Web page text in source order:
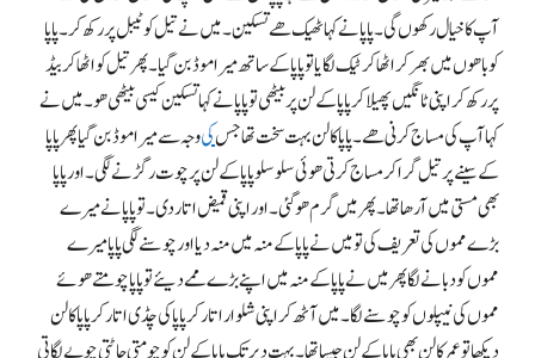
آپ کا خیال رکھوں گی۔ پاپا نے کہا ٹھیک ھے تسکین۔ میں نے تیل کو ٹیبل پر رکھ کر۔ پاپا
کو باھوں میں بھر کر اٹھاکر ٹیک لگایا تو پاپا کے ساتھ میرا موڈ بن گیا۔ پھر تیل کو اٹھا کر بیڈ
پر رکھ کر اپنی ٹانگیں پھیلا کر پاپا کے لن پر بیٹھی تو پاپا نے کہا تسکین کیسی بیٹھی ھو۔ میں نے
کہا آپ کی مساج کرنی ھے۔ پاپا کا لن بہت سخت تھا جسکیوجہ سے میرا موڈ بن گیا پھر پاپا
کے سینے پر تیل گرا کر مساج کرتی ھوئی سلوسلو پاپا کے لن پر چوت رگڑنے لگی۔ اور پاپا
بھی مستی میں آرھا تھا۔ پھر میں گرم ھو گئی۔ اور اپنی قمیض اتار دی۔ تو پاپا نے میرے
بڑے مموں کی تعریف کی تو میں نے پاپا کے منہ میں منہ دیا اور چوسنے لگی پاپا میرے
مموں کو دبانے لگا پھر میں نے پاپا کے منہ میں اپنے بڑے ممے دیئے تو پاپا چومتے ھوئے
مموں کی نیپلوں کو چوسنے لگا۔ میں آٹھ کر اپنی شلوار اتار کر پاپا کی چڈی اتار کر پاپا کا لن